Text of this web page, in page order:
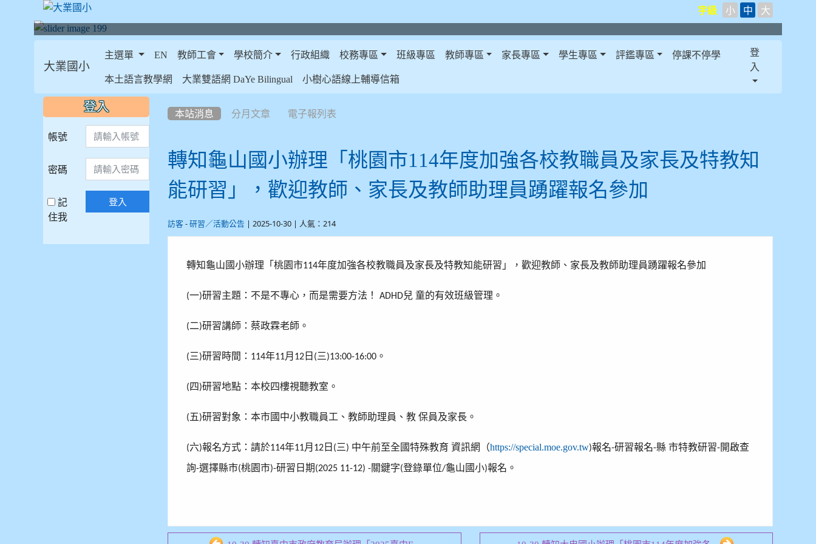
字級 小 中 大
大業國小
主選單 EN 教師工會 學校簡介 行政組織 校務專區 班級專區 教師專區 家長專區 學生專區 評鑑專區 停課不停學
本土語言教學網 大業雙語網 DaYe Bilingual 小樹心語線上輔導信箱
登
入
本站消息 分月文章 電子報列表
轉知龜山國小辦理「桃園市114年度加強各校教職員及家長及特教知
能研習」，歡迎教師、家長及教師助理員踴躍報名參加
訪客 -研習／活動公告 | 2025-10-30 | 人氣：214
轉知龜山國小辦理「桃園市114年度加強各校教職員及家長及特教知能研習」，歡迎教師、家長及教師助理員踴躍報名參加
(一)研習主題：不是不專心，而是需要方法！ ADHD兒 童的有效班級管理。
(二)研習講師：蔡政霖老師。
(三)研習時間： 114年11月 12 日 (三)13:00-16:00 。
(四)研習地點：本校四樓視聽教室。
(五)研習對象：本市國中小教職員工、教師助理員、教 保員及家長。
(六)報名方式：請於114年11月 12 日 (三) 中午前至全國特殊教育 資訊網（https://special.moe.gov.tw)報名-研習報名-縣 市特教研習-開啟查
詢-選擇縣市(桃園市)-研習日期(2025 11-12) -關鍵字(登錄單位/龜山國小)報名。
::: 登入
帳號
密碼
記
住我
登入